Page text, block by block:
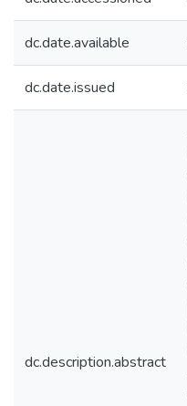
dc.date.available
dc.date.issued
dc.description.abstract